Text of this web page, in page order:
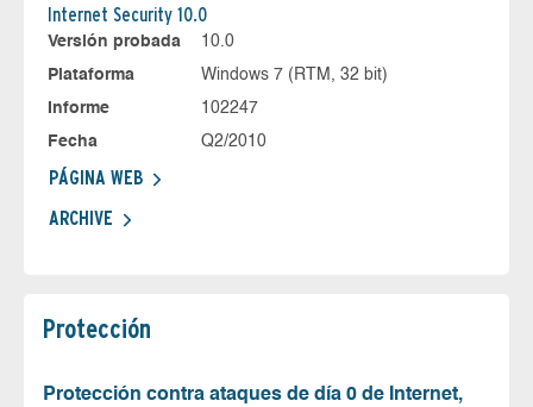
Internet Security 10.0
Versión probada
10.0
Plataforma
Windows 7 (RTM, 32 bit)
Informe
102247
Fecha
Q2/2010
PÁGINA WEB
ARCHIVE
Protección
Protección contra ataques de día 0 de Internet,